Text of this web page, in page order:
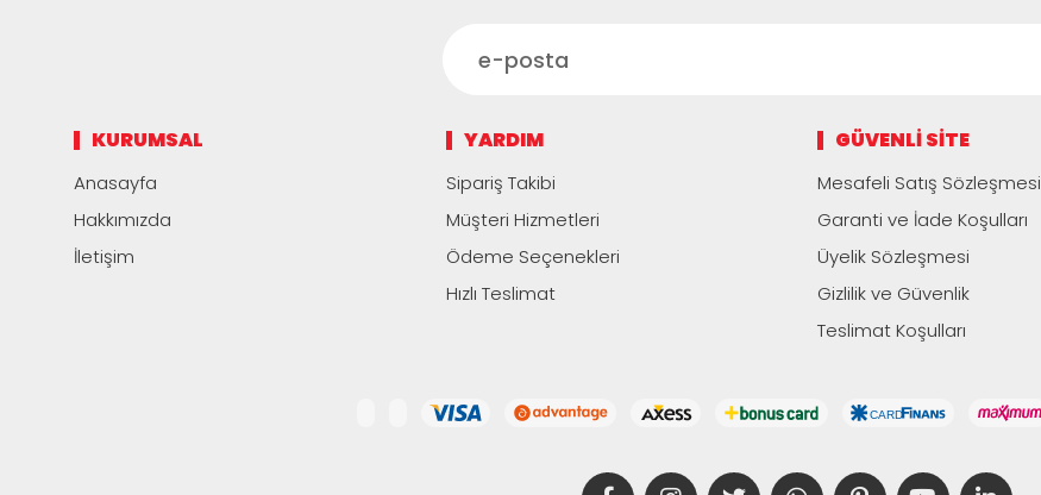
KURUMSAL
Anasayfa
Hakkımızda
İletişim
YARDIM
Sipariş Takibi
Müşteri Hizmetleri
Ödeme Seçenekleri
Hızlı Teslimat
GÜVENLI SITE
Mesafeli Satış Sözleşmesi
Garanti ve İade Koşulları
Üyelik Sözleşmesi
Gizlilik ve Güvenlik
Teslimat Koşulları